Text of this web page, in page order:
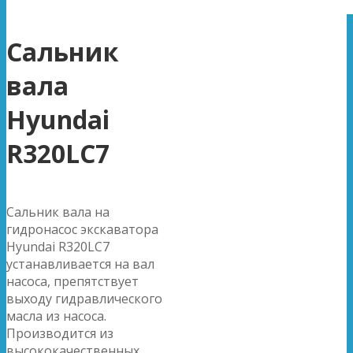
Сальник
вала
Hyundai
R320LC7
Сальник вала на
гидронасос экскаватора
Hyundai R320LC7
устанавливается на вал
насоса, препятствует
выходу гидравлического
масла из насоса.
Производится из